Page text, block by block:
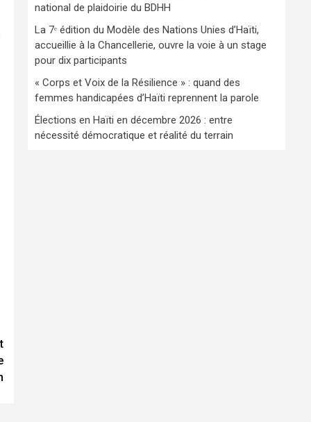
national de plaidoirie du BDHH
La 7ᵉ édition du Modèle des Nations Unies d’Haïti,
accueillie à la Chancellerie, ouvre la voie à un stage
pour dix participants
« Corps et Voix de la Résilience » : quand des
femmes handicapées d’Haïti reprennent la parole
Élections en Haïti en décembre 2026 : entre
nécessité démocratique et réalité du terrain